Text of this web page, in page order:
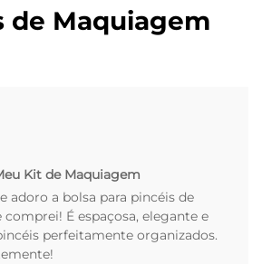
de Maquiagem
Kit de Maquiagem
adoro a bolsa para pincéis de
É espaçosa, elegante e
perfeitamente organizados.